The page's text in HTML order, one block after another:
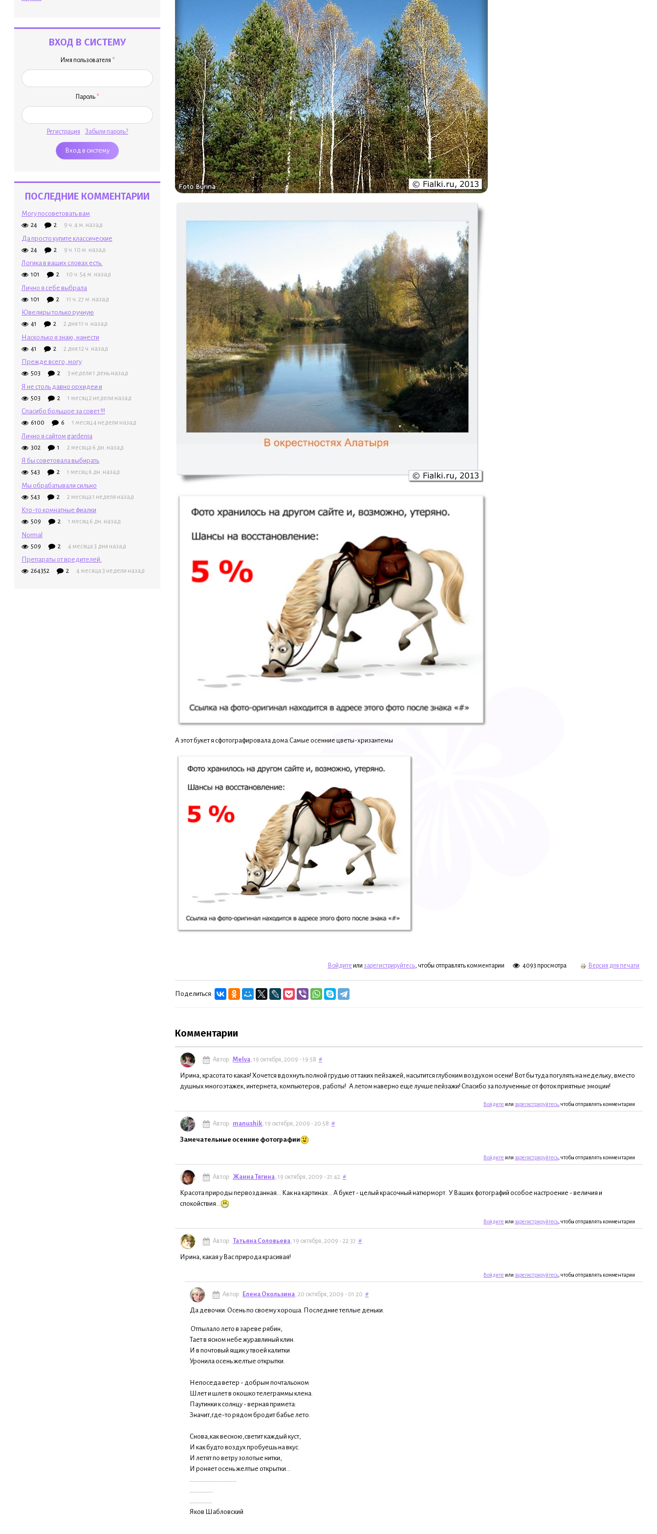
ВХОД В СИСТЕМУ
Имя пользователя *
Пароль *
Регистрация Забыли пароль?
ПОСЛЕДНИЕ КОММЕНТАРИИ
Могу посоветовать вам
24 2 9 ч. 4 м. назад
Да просто купите классические
24 2 9 ч. 10 м. назад
Логика в ваших словах есть.
101 2 10 ч. 54 м. назад
Лично я себе выбрала
101 2 11 ч. 27 м. назад
Ювелиры только ручную
41 2 2 дня 11 ч. назад
Насколько я знаю, нанести
41 2 2 дня 12 ч. назад
Прежде всего, могу
503 2 3 недели 1 день назад
Я не столь давно орхидеи и
503 2 1 месяц 2 недели назад
Спасибо большое за совет !!!
6100 6 1 месяц 4 недели назад
Лично я сайтом gardenia
302 1 2 месяца 6 дн. назад
Я бы советовала выбирать
543 2 1 месяц 6 дн. назад
Мы обрабатывали сильно
543 2 2 месяца 1 неделя назад
Кто-то комнатные фиалки
509 2 1 месяц 6 дн. назад
Normal
509 2 4 месяца 3 дня назад
Препараты от вредителей.
264352 2 4 месяца 3 недели назад
А этот букет я сфотографировала дома.Самые осенние цветы-хризантемы
Войдите или зарегистрируйтесь, чтобы отправлять комментарии 4093 просмотра Версия для печати
Поделиться:
Комментарии
Автор: Melva, 19 октября, 2009 - 19:58 #
Ирина, красота то какая! Хочется вдохнуть полной грудью от таких пейзажей, насытится глубоким воздухом осени! Вот бы туда погулять на недельку, вместо
душных многоэтажек, интернета, компьютеров, работы! А летом наверно еще лучше пейзажи! Спасибо за полученные от фоток приятные эмоции!
Войдите или зарегистрируйтесь , чтобы отправлять комментарии
Автор: manushik, 19 октября, 2009 - 20:58 #
Замечательные осенние фотографии
Войдите или зарегистрируйтесь , чтобы отправлять комментарии
Автор: Жанна Тягина, 19 октября, 2009 - 21:42 #
Красота природы первозданная... Как на картинах... А букет - целый красочный натюрморт. У Ваших фотографий особое настроение - величия и
спокойствия...
Войдите или зарегистрируйтесь , чтобы отправлять комментарии
Автор: Татьяна Соловьева, 19 октября, 2009 - 22:37 #
Ирина, какая у Вас природа красивая!
Войдите или зарегистрируйтесь , чтобы отправлять комментарии
Автор: Елена Окользина, 20 октября, 2009 - 01:20 #
Да девочки. Осень по своему хороша. Последние теплые деньки.
Отпылало лето в зареве рябин,
Тает в ясном небе журавлиный клин.
И в почтовый ящик у твоей калитки
Уронила осень желтые открытки.
Непоседа ветер - добрым почтальоном
Шлет и шлет в окошко телеграммы клена.
Паутинки к солнцу - верная примета:
Значит,где-то рядом бродит бабье лето.
Снова,как весною,светит каждый куст,
И как будто воздух пробуешь на вкус.
И летят по ветру золотые нитки,
И роняет осень желтые открытки...
Яков Шабловский